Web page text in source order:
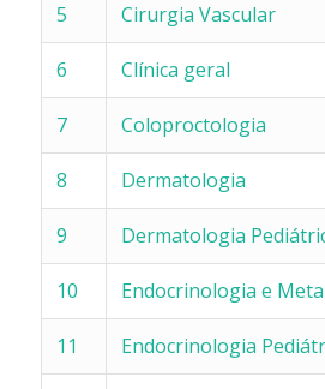
5 Cirurgia Vascular
6 Clínica geral
7 Coloproctologia
8 Dermatologia
9 Dermatologia
10 Endocrinologia e
11 Endocrinologia